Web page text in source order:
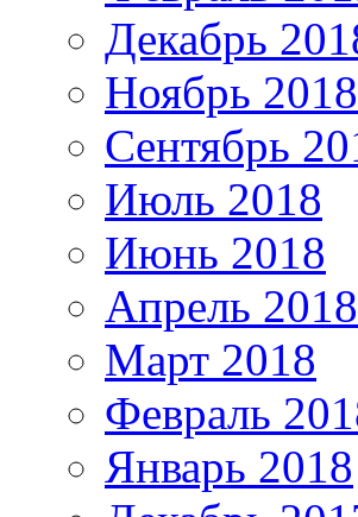
Декабрь
Ноябрь 2018
Сентябрь
Июль 2018
Июнь 2018
Апрель 2018
Март 2018
Февраль
Январь 2018